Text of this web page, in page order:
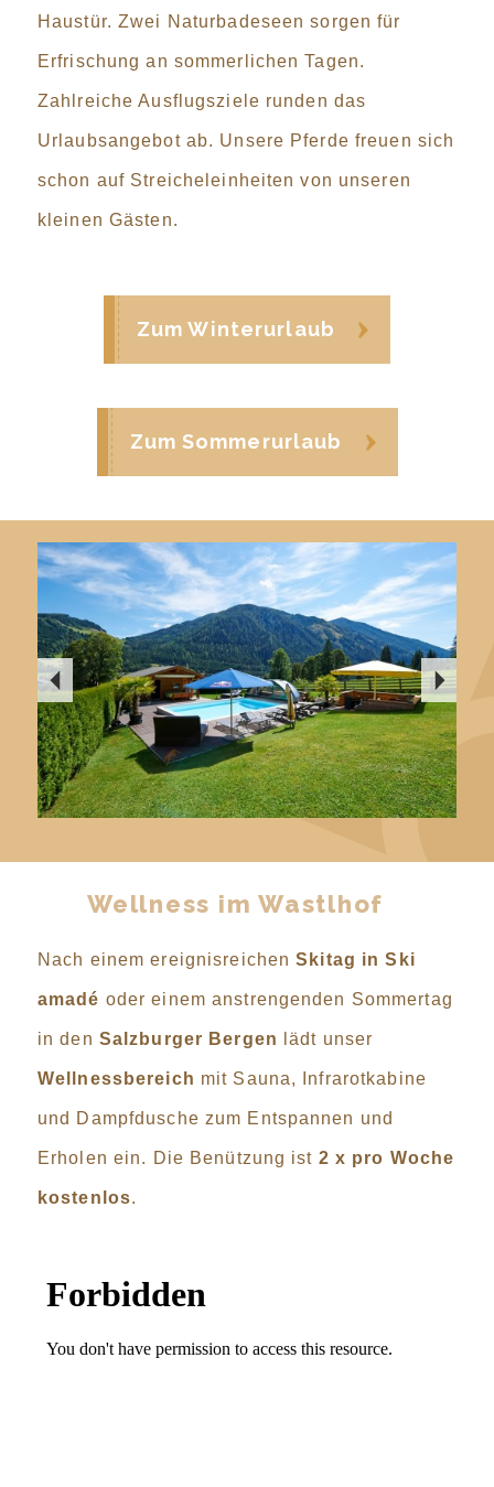
Haustür. Zwei Naturbadeseen sorgen für
Erfrischung an sommerlichen Tagen.
Zahlreiche Ausflugsziele runden das
Urlaubsangebot ab. Unsere Pferde freuen sich
schon auf Streicheleinheiten von unseren
kleinen Gästen.
Zum Winterurlaub
Zum Sommerurlaub
Wellness im Wastlhof
Nach einem ereignisreichenSkitag in Ski
amadé oder einem anstrengenden Sommertag
in den Salzburger Bergen lädt unser
Wellnessbereich mit Sauna, Infrarotkabine
und Dampfdusche zum Entspannen und
Erholen ein. Die Benützung ist 2 x pro Woche
kostenlos.